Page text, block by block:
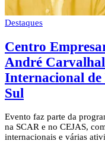
Destaques
Centro
André Carvalhal
Internacional
Sul
Evento faz parte da
na SCAR e no CEJAS,
internacionais e várias